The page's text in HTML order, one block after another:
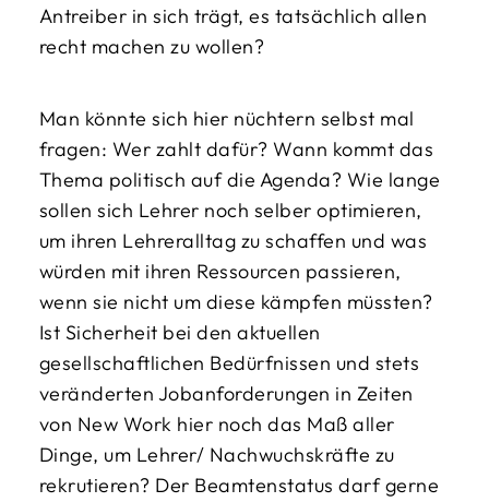
Antreiber in sich trägt, es tatsächlich allen
recht machen zu wollen?
Man könnte sich hier nüchtern selbst mal
fragen: Wer zahlt dafür? Wann kommt das
Thema politisch auf die Agenda? Wie lange
sollen sich Lehrer noch selber optimieren,
um ihren Lehreralltag zu schaffen und was
würden mit ihren Ressourcen passieren,
wenn sie nicht um diese kämpfen müssten?
Ist Sicherheit bei den aktuellen
gesellschaftlichen Bedürfnissen und stets
veränderten Jobanforderungen in Zeiten
von New Work hier noch das Maß aller
Dinge, um Lehrer/ Nachwuchskräfte zu
rekrutieren? Der Beamtenstatus darf gerne